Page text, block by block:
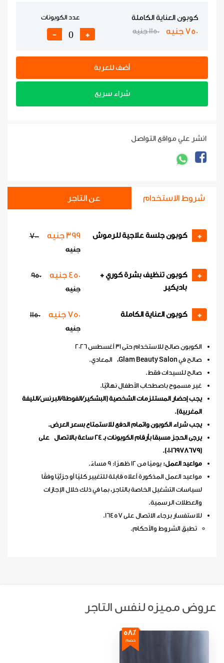
كوبون العناية الكاملة
750 جنيه 1150 جنيه
عدد الكوبونات
+
-
أضف للعربة
شراء سريع
انشر علي مواقع التواصل
شروط الاستخدام عن التاجر
+ كوبون جلسة علاجية للرموش 399 جنيه
700
جنيه
+
كوبون تنظيف بشرة كوري +
باديكير
450 جنيه
950
جنيه
+ كوبون العناية الكاملة 750 جنيه
1150
جنيه
الكوبون صالح للاستخدام حتى 31 أغسطس 2026
صالح في Glam Beauty Salon، المعادي.
صالح للسيدات فقط.
غير مسموح باصطحاب الأطفال نهائيًا.
يجب إحضار المستلزمات الشخصية (البشكير/الفوطة/البرنس/الليفة
المغربية).
يجب شراء الكوبون واتمام الدفع للاستمتاع بسعر العرض.
يرجى الحجز مسبقا بأرقام الكوبونات بـ 24 ساعة بالاتصال على
(01016978679).
مواعيد العمل: يوميًا من 12 ظهرًا: 9 مساءً.
مواعيد العمل المذكورة أعلاه قابلة للتغيير كليًا أو جزئيًا وفقًا
لسياسات التشغيل الخاصة بالتاجر، بما في ذلك خلال الإجازات
والعطلات الرسمية.
للاستفسار برجاء الاتصال على 16457.
تطبق الشروط والأحكام.
عروض مميزه لنفس التاجر
58٪
خصم